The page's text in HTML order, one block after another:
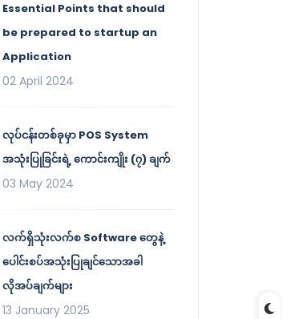
Essential Points that should
be prepared to startup an
Application
02 April 2024
လုပ်ငန်းတစ်ခုမှာ POS System
အသုံးပြုခြင်းရဲ့ ကောင်းကျိုး (၇) ချက်
03 May 2024
လက်ရှိသုံးလက်စ Software တွေနဲ့
ပေါင်းစပ်အသုံးပြုချင်သောအခါ
လိုအပ်ချက်များ
13 January 2025